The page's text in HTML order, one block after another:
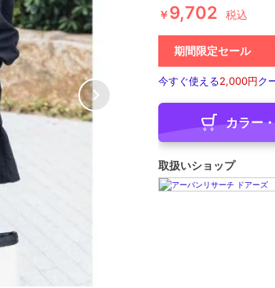
￥9,702 税込
期間限定セール
今すぐ使える2,000円ク
カラー
取扱いショップ